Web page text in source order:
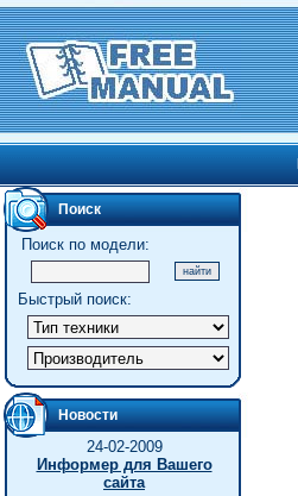
Поиск
Поиск по модели:
Быстрый поиск:
Новости
24-02-2009
Информер для Вашего
сайта